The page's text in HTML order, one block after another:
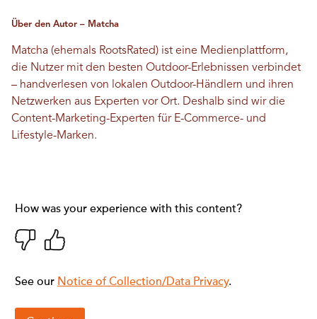
Über den Autor – Matcha
Matcha (ehemals RootsRated) ist eine Medienplattform,
die Nutzer mit den besten Outdoor-Erlebnissen verbindet
– handverlesen von lokalen Outdoor-Händlern und ihren
Netzwerken aus Experten vor Ort. Deshalb sind wir die
Content-Marketing-Experten für E-Commerce- und
Lifestyle-Marken.